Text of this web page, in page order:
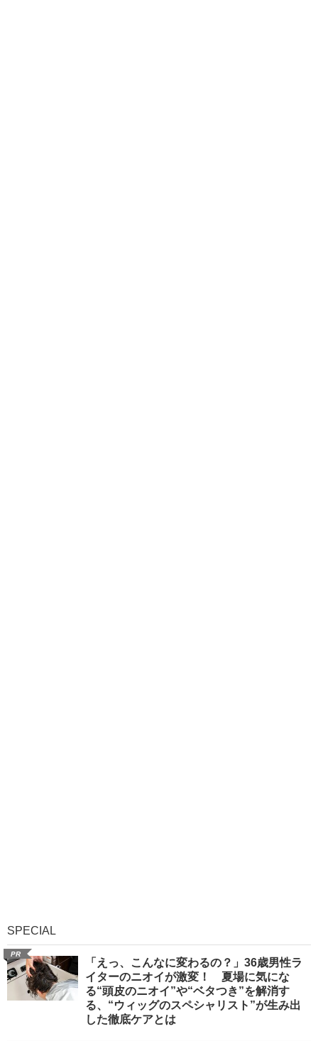
SPECIAL
PR
「えっ、こんなに変わるの？」36歳男性ラ
イターのニオイが激変！ 夏場に気にな
る“頭皮のニオイ”や“ベタつき”を解消す
る、“ウィッグのスペシャリスト”が生み出
した徹底ケアとは